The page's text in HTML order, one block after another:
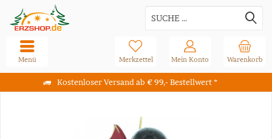
Kostenloser Versand ab € 99,- Bestellwert *
Warenkorb
Merkzettel Mein Konto
Menü